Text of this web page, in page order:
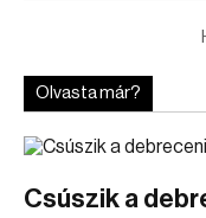
Olvasta már?
Csúszik a